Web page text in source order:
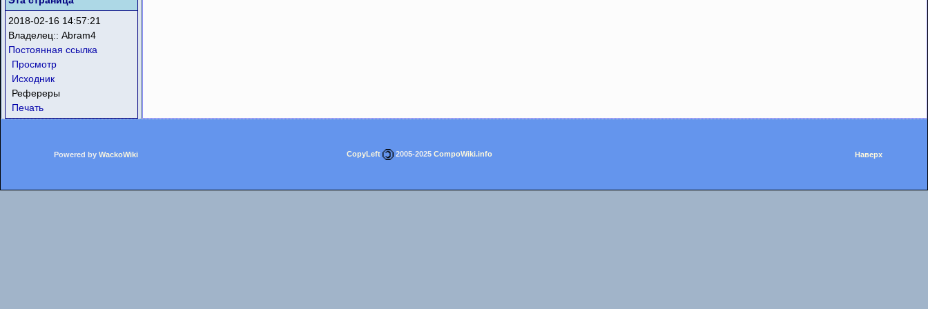
2018-02-16 14:57:21
Владелец:: Abram4
Постоянная ссылка
Просмотр
Исходник
Рефереры
Печать
Powered by WackoWiki CopyLeft 2005-2025 CompoWiki.info Наверх